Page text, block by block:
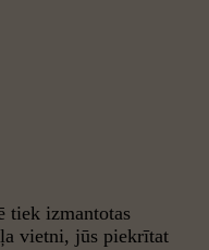
tiek izmantotas
vietni, jūs piekrītat